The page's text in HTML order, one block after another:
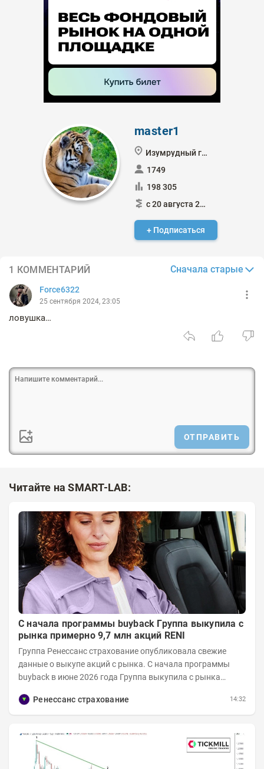
master1
Изумрудный город
1749
198 305
с 20 августа 2021
+ Подписаться
1 КОММЕНТАРИЙ Сначала старые
Force6322
25 сентября 2024, 23:05
ловушка…
ОТПРАВИТЬ
Читайте на SMART-LAB:
С начала программы buyback Группа выкупила с
рынка примерно 9,7 млн акций RENI
Группа Ренессанс страхование опубликовала свежие
данные о выкупе акций с рынка. C начала программы
buyback в июне 2026 года Группа выкупила с рынка
Ренессанс страхование
14:32